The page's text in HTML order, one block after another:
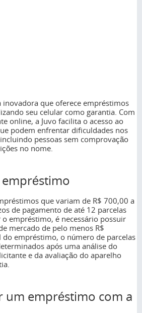
inovadora que oferece empréstimos
seu celular como garantia. Com
online, a Juvo facilita o acesso ao
podem enfrentar dificuldades nos
pessoas sem comprovação
no nome.
que variam de R$ 700,00 a
de pagamento de até 12 parcelas
o empréstimo, é necessário possuir
mercado de pelo menos R$
empréstimo, o número de parcelas
após uma análise do
e da avaliação do aparelho
um empréstimo com a